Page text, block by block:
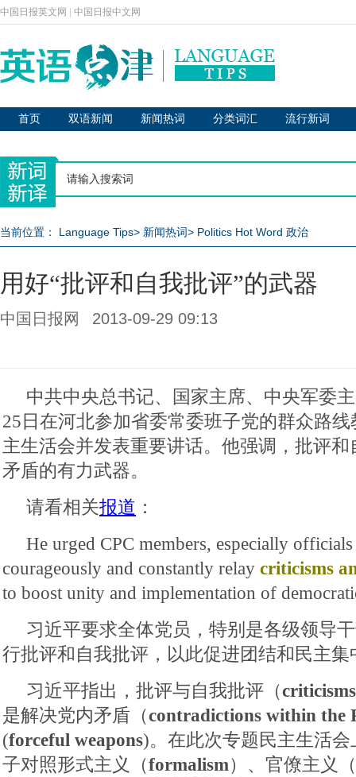
中国日报英文网 中国日报中文网
首页 双语新闻 新闻热词 分类词汇 流行新词
当前位置： Language Tips> 新闻热词> Politics Hot Word 政治
用好“批评和自我批评”的武器
中国日报网 2013-09-29 09:13
中共中央总书记、国家主席、中央军委
25日在河北参加省委常委班子党的群众路
主生活会并发表重要讲话。他强调，批评
矛盾的有力武器。
请看相关报道 ：
He urged CPC members, especially
courageously and constantly relay criticisms
to boost unity and implementation of
习近平要求全体党员，特别是各级领导
行批评和自我批评，以此促进团结和民主
习近平指出，批评与自我批评（
是解决党内矛盾（contradictions within the
(forceful weapons)。在此次专题民主生活
子对照形式主义（formalism）、官僚主义（